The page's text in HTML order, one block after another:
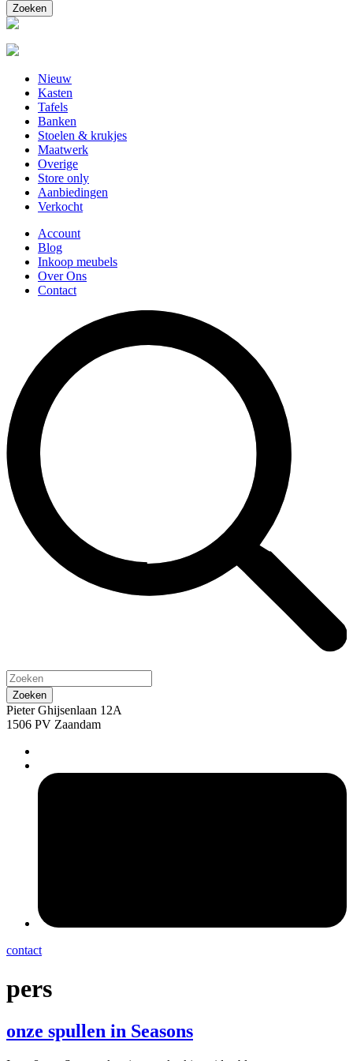
Nieuw
Kasten
Tafels
Banken
Stoelen & krukjes
Maatwerk
Overige
Store only
Aanbiedingen
Verkocht
Account
Blog
Inkoop meubels
Over Ons
Contact
Pieter Ghijsenlaan 12A
1506 PV Zaandam
contact
pers
onze spullen in Seasons